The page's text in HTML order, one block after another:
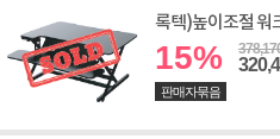
록텍)높이조절
15%
판매자묶음